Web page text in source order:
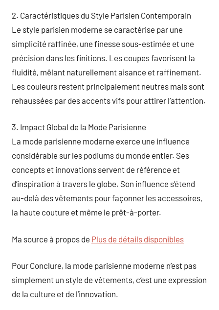
2. Caractéristiques du Style Parisien Contemporain
Le style parisien moderne se caractérise par une
simplicité raffinée, une finesse sous-estimée et une
précision dans les finitions. Les coupes favorisent la
fluidité, mêlant naturellement aisance et raffinement.
Les couleurs restent principalement neutres mais sont
rehaussées par des accents vifs pour attirer l’attention.
3. Impact Global de la Mode Parisienne
La mode parisienne moderne exerce une influence
considérable sur les podiums du monde entier. Ses
concepts et innovations servent de référence et
d’inspiration à travers le globe. Son influence s’étend
au-delà des vêtements pour façonner les accessoires,
la haute couture et même le prêt-à-porter.
Ma source à propos de Plus de détails disponibles
Pour Conclure, la mode parisienne moderne n’est pas
simplement un style de vêtements, c’est une expression
de la culture et de l’innovation.